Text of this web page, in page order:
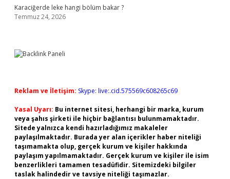
Karaciğerde leke hangi bölüm bakar ?
Temmuz 24, 2026
Reklam ve İletişim: Skype: live:.cid.575569c608265c69
Yasal Uyarı: Bu internet sitesi, herhangi bir marka, kurum
veya şahıs şirketi ile hiçbir bağlantısı bulunmamaktadır.
Sitede yalnızca kendi hazırladığımız makaleler
paylaşılmaktadır. Burada yer alan içerikler haber niteliği
taşımamakta olup, gerçek kurum ve kişiler hakkında
paylaşım yapılmamaktadır. Gerçek kurum ve kişiler ile isim
benzerlikleri tamamen tesadüfidir. Sitemizdeki bilgiler
taslak halindedir ve tavsiye niteliği taşımazlar.